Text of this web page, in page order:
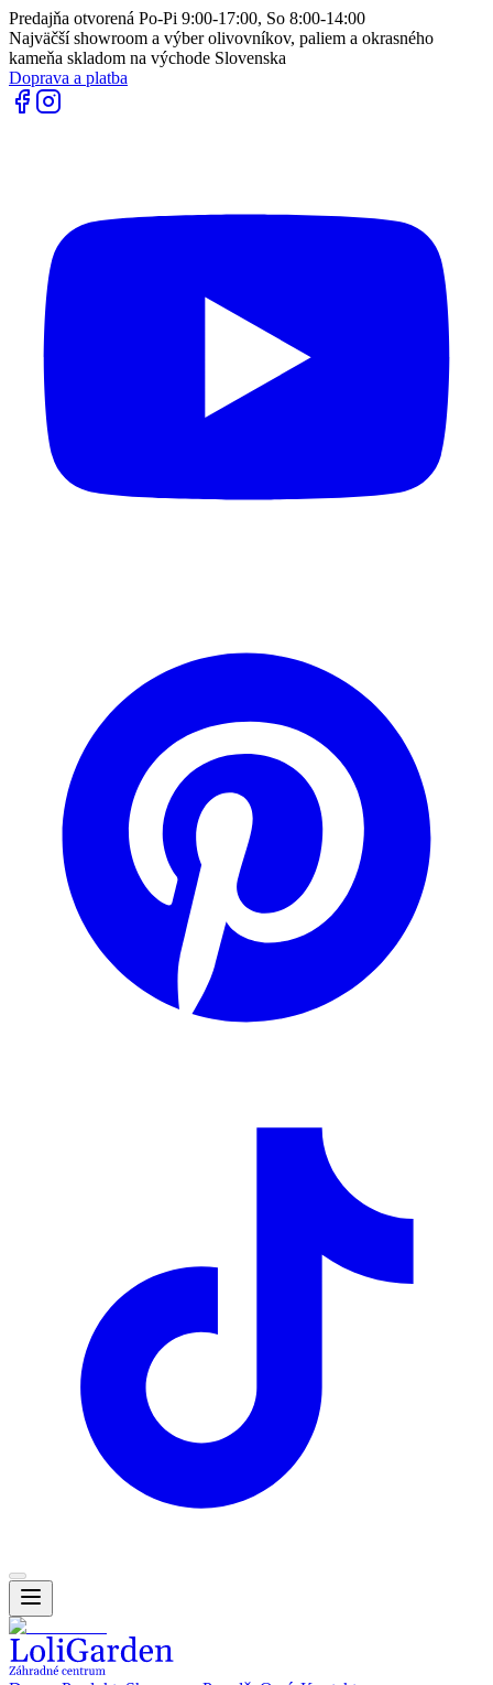
Predajňa otvorená Po-Pi 9:00-17:00, So 8:00-14:00
Najväčší showroom a výber olivovníkov, paliem a okrasného
kameňa skladom na východe Slovenska
Doprava a platba